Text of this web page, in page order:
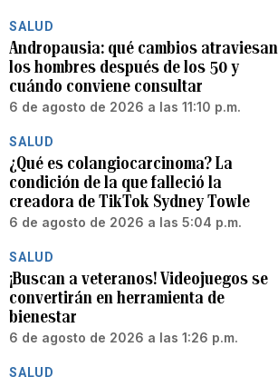
SALUD
Andropausia: qué cambios atraviesan
los hombres después de los 50 y
cuándo conviene consultar
6 de agosto de 2026 a las 11:10 p.m.
SALUD
¿Qué es colangiocarcinoma? La
condición de la que falleció la
creadora de TikTok Sydney Towle
6 de agosto de 2026 a las 5:04 p.m.
SALUD
¡Buscan a veteranos! Videojuegos se
convertirán en herramienta de
bienestar
6 de agosto de 2026 a las 1:26 p.m.
SALUD